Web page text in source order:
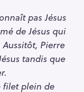
pas Jésus
de Jésus qui
Pierre
tandis que
filet plein de